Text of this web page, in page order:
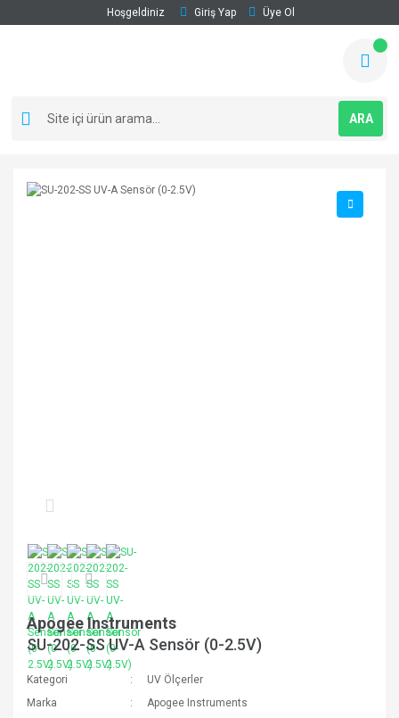
Hoşgeldiniz Giriş Yap Üye Ol
ARA
Apogee Instruments
SU-202-SS UV-A Sensör (0-2.5V)
Kategori
UV Ölçerler
Marka
Apogee Instruments